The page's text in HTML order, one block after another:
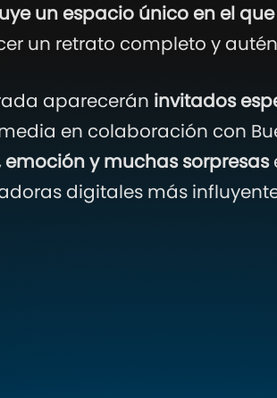
un espacio único en el
un retrato completo y
aparecerán invitados
en colaboración con
emoción y muchas sorpresas
digitales más